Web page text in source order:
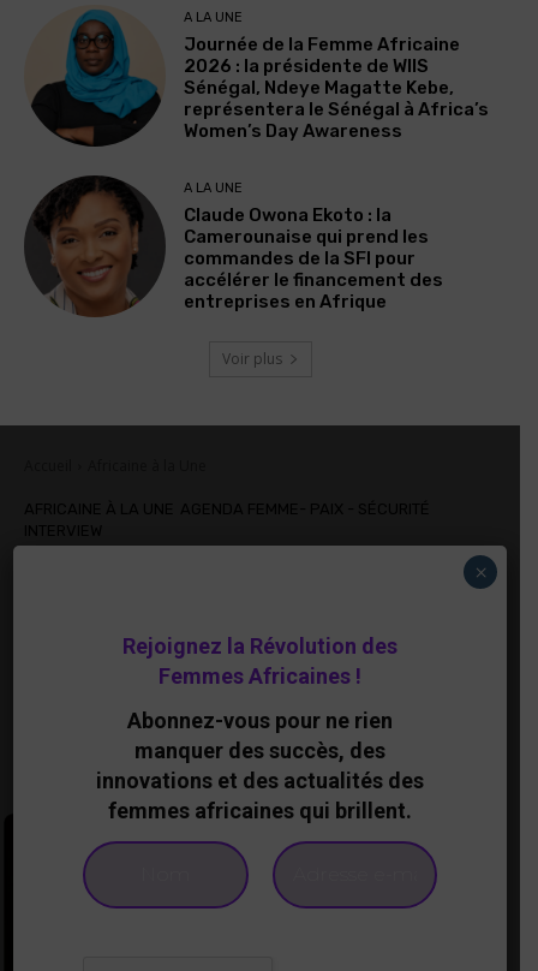
A LA UNE
Journée de la Femme Africaine
2026 : la présidente de WIIS
Sénégal, Ndeye Magatte Kebe,
représentera le Sénégal à Africa’s
Women’s Day Awareness
A LA UNE
Claude Owona Ekoto : la
Camerounaise qui prend les
commandes de la SFI pour
accélérer le financement des
entreprises en Afrique
Voir plus